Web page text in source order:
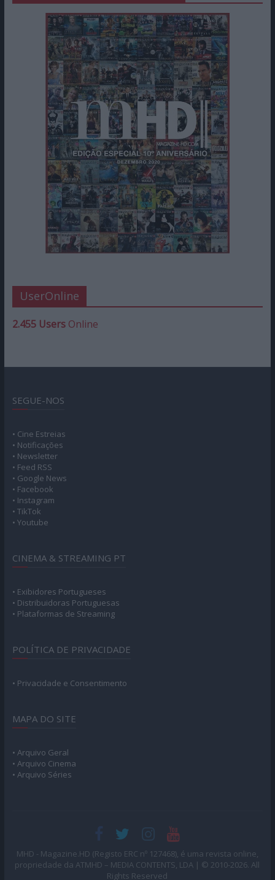
UserOnline
2.455 UsersOnline
SEGUE-NOS
• Cine Estreias
• Notificações
• Newsletter
• Feed RSS
• Google News
• Facebook
• Instagram
• TikTok
• Youtube
CINEMA & STREAMING PT
• Exibidores Portugueses
• Distribuidoras Portuguesas
• Plataformas de Streaming
POLÍTICA DE PRIVACIDADE
• Privacidade e Consentimento
MAPA DO SITE
• Arquivo Geral
• Arquivo Cinema
• Arquivo Séries
MHD - Magazine.HD (Registo ERC nº 127468), é uma revista online,
propriedade da ATMHD – MEDIA CONTENTS, LDA | © 2010-2026. All
Rights Reserved